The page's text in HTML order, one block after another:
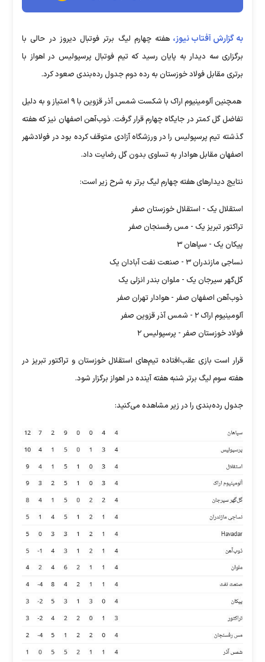
به گزارش آفتاب نیوز، هفته چهارم لیگ برتر فوتبال دیروز در حالی با
برگزاری سه دیدار به پایان رسید که تیم فوتبال پرسپولیس در اهواز با
برتری مقابل فولاد خوزستان به رده دوم جدول رده‌بندی صعود کرد.
همچنین آلومینیوم اراک با شکست شمس آذر قزوین با ۹ امتیاز و به دلیل
تفاضل گل کمتر در جایگاه چهارم قرار گرفت. ذوب‌آهن اصفهان نیز که هفته
گذشته تیم پرسپولیس را در ورزشگاه آزادی متوقف کرده بود در فولادشهر
اصفهان مقابل هوادار به تساوی بدون گل رضایت داد.
نتایج دیدار‌های هفته چهارم لیگ برتر به شرح زیر است:
استقلال یک - استقلال خوزستان صفر
تراکتور تبریز یک - مس رفسنجان صفر
پیکان یک - سپاهان ۳
نساجی مازندران ۳ - صنعت نفت آبادان یک
گل‌گهر سیرجان یک - ملوان بندر انزلی یک
ذوب‌آهن اصفهان صفر - هوادار تهران صفر
آلومینیوم اراک ۲ - شمس آذر قزوین صفر
فولاد خوزستان صفر - پرسپولیس ۲
قرار است بازی عقب‌افتاده تیم‌های استقلال خوزستان و تراکتور تبریز در
هفته سوم لیگ برتر شنبه هفته آینده در اهواز برگزار شود.
جدول رده‌بندی را در زیر مشاهده می‌کنید: